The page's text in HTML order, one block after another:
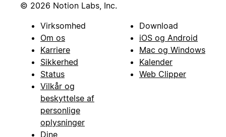
© 2026 Notion Labs, Inc.
Virksomhed
Om os
Karriere
Sikkerhed
Status
Vilkår og
beskyttelse af
personlige
oplysninger
Dine
Download
iOS og Android
Mac og Windows
Kalender
Web Clipper